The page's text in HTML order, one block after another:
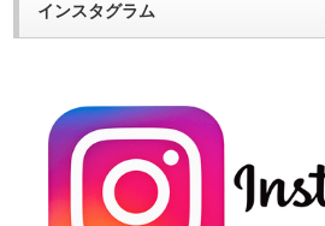
インスタグラム